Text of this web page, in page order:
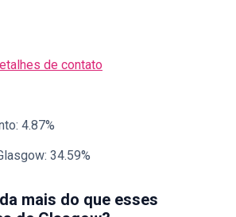
de contato
4.87%
34.59%
mais do que esses